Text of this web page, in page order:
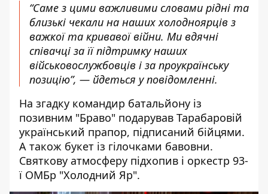
“Саме з цими важливими словами рідні та
близькі чекали на наших холодноярців з
важкої та кривавої війни. Ми вдячні
співачці за її підтримку наших
військовослужбовців і за проукраїнську
позицію”, — йдеться у повідомленні.
На згадку командир батальйону із
позивним "Браво" подарував Тарабаровій
український прапор, підписаний бійцями.
А також букет із гілочками бавовни.
Святкову атмосферу підхопив і оркестр 93-
ї ОМБр "Холодний Яр".